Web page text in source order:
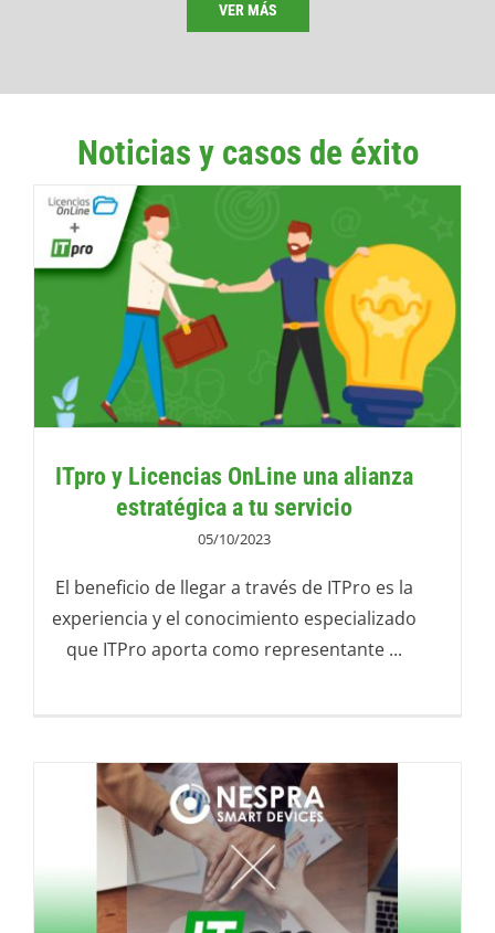
VER MÁS
Noticias y casos de éxito
ITpro y Licencias OnLine una alianza
estratégica a tu servicio
05/10/2023
El beneficio de llegar a través de ITPro es la
experiencia y el conocimiento especializado
que ITPro aporta como representante ...